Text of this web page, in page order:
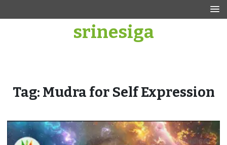
srinesiga
Tag: Mudra for Self Expression